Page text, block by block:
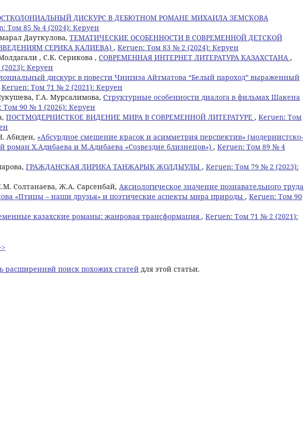
ДИСКУРС В ДЕБЮТНОМ РОМАНЕ МИХАИЛА ЗЕМСКОВА
Том 85 № 4 (2024): Керуен
Дауткулова, ТЕМАТИЧЕСКИЕ ОСОБЕННОСТИ В СОВРЕМЕННОЙ ДЕТСКОЙ
СЕРИКА КАЛИЕВА) , Keruen: Том 83 № 2 (2024): Керуен
, С.К. Серикова , СОВРЕМЕННАЯ ИНТЕРНЕТ ЛИТЕРАТУРА КАЗАХСТАНА ,
Керуен
дискурс в повести Чингиза Айтматова “Белый пароход” выраженный
Keruen: Том 71 № 2 (2021): Керуен
Г.А. Мурсалимова, Структурные особенности диалога в фильмах Шакена
Том 90 № 1 (2026): Керуен
ПОСТМОДЕРНИСТКОЕ ВИДЕНИЕ МИРА В СОВРЕМЕННОЙ ЛИТЕРАТУРЕ , Keruen: Том
Абиден, «Абсурдное смешение красок и асимметрия перспектив» (модернистско-
роман Х.Адибаева и М.Адибаева «Созвездие близнецов») , Keruen: Том 89 № 4
ГРАЖДАНСКАЯ ЛИРИКА ТАНЖАРЫК ЖОЛДЫУЛЫ , Keruen: Том 79 № 2 (2023):
Солтанаева, Ж.А. Сарсенбай, Аксиологическое значение познавательного труда
«Птицы – наши друзья» и поэтические аспекты мира природы , Keruen: Том 90
казахские романы: жанровая трансформация , Keruen: Том 71 № 2 (2021):
расширеннвй поиск похожих статей для этой статьи.